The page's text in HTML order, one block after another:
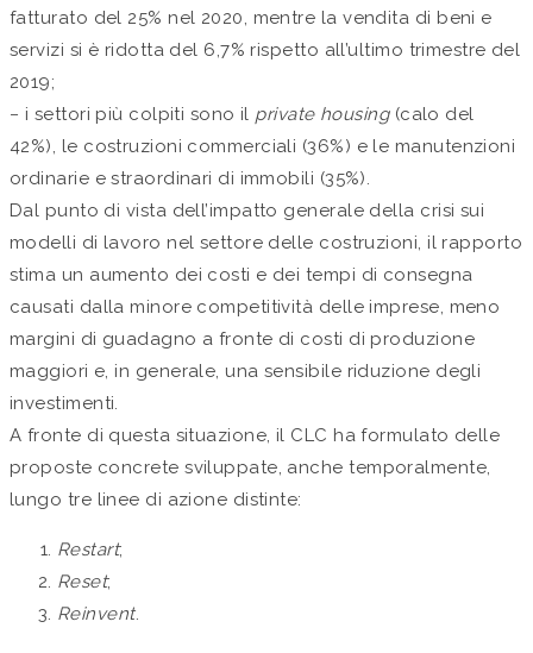
fatturato del 25% nel 2020, mentre la vendita di beni e
servizi si è ridotta del 6,7% rispetto all’ultimo trimestre del
2019;
− i settori più colpiti sono il private housing(calo del
42%), le costruzioni commerciali (36%) e le manutenzioni
ordinarie e straordinari di immobili (35%).
Dal punto di vista dell’impatto generale della crisi sui
modelli di lavoro nel settore delle costruzioni, il rapporto
stima un aumento dei costi e dei tempi di consegna
causati dalla minore competitività delle imprese, meno
margini di guadagno a fronte di costi di produzione
maggiori e, in generale, una sensibile riduzione degli
investimenti.
A fronte di questa situazione, il CLC ha formulato delle
proposte concrete sviluppate, anche temporalmente,
lungo tre linee di azione distinte:
Restart;
Reset;
Reinvent.